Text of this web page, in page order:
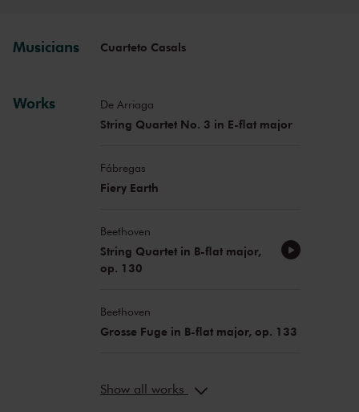
Musicians Cuarteto Casals
Works De Arriaga
String Quartet No. 3 in E-flat major
Fábregas
Fiery Earth
Beethoven
String Quartet in B-flat major,
op. 130
Beethoven
Grosse Fuge in B-flat major, op. 133
Show all works